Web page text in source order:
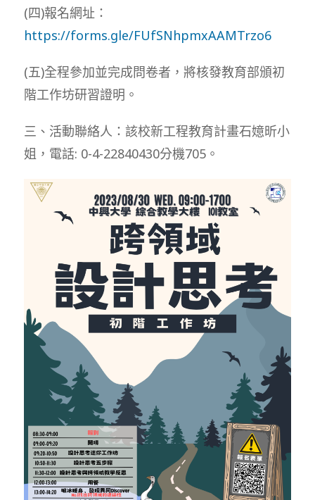
(四)報名網址：
https://forms.gle/FUfSNhpmxAAMTrzo6
(五)全程參加並完成問卷者，將核發教育部頒初
階工作坊研習證明。
三、活動聯絡人：該校新工程教育計畫石嬑昕小
姐，電話: 0-4-22840430分機705。